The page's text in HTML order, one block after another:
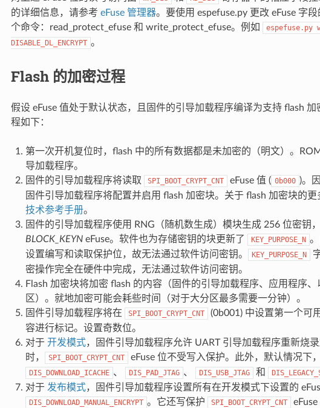
的详细信息，请参考 eFuse 管理器。要使用 espefuse.py 更改 eFuse 字
个命令：read_protect_efuse 和 write_protect_efuse。例如
espefuse.py
DISABLE_DL_ENCRYPT 。
Flash 的加密过程
假设 eFuse 值处于默认状态，且固件的引导加载程序编译为支持 flash
程如下：
第一次开机复位时，flash 中的所有数据都是未加密的（明文）。
导加载程序。
固件的引导加载程序将读取
SPI_BOOT_CRYPT_CNT eFuse 值 ( 0b000 )。
固件引导加载程序将配置并启用 flash 加密块。关于 flash 加密块的
技术参考手册。
固件的引导加载程序使用 RNG（随机数生成）模块生成 256 位密钥
BLOCK_KEYNeFuse。软件也为存储密钥的块更新了 KEY_PURPOSE_N
设置编写和读取保护位，故无法通过软件访问密钥。
KEY_PURPOSE_N
密操作完全在硬件中完成，无法通过软件访问密钥。
Flash 加密块将加密 flash 的内容（固件的引导加载程序、应用程序、
区）。就地加密可能会耗些时间（对于大分区最多需要一分钟）。
固件引导加载程序将在
SPI_BOOT_CRYPT_CNT
(0b001) 中设置第一个可
容进行标记。设置奇数位。
对于 开发模式，固件引导加载程序允许 UART 引导加载程序重新烧
时，
SPI_BOOT_CRYPT_CNT eFuse 位不受写入保护。此外，默认情况下
DIS_DOWNLOAD_ICACHE 、 DIS_PAD_JTAG 、 DIS_USB_JTAG 和
对于 发布模式，固件引导加载程序设置所有在开发模式下设置的
DIS_DOWNLOAD_MANUAL_ENCRYPT 。它还写保护 SPI_BOOT_CRYPT_CNT